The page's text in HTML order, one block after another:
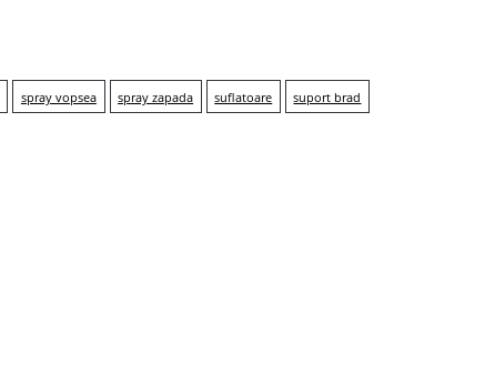
spray vopsea spray zapada suflatoare suport brad